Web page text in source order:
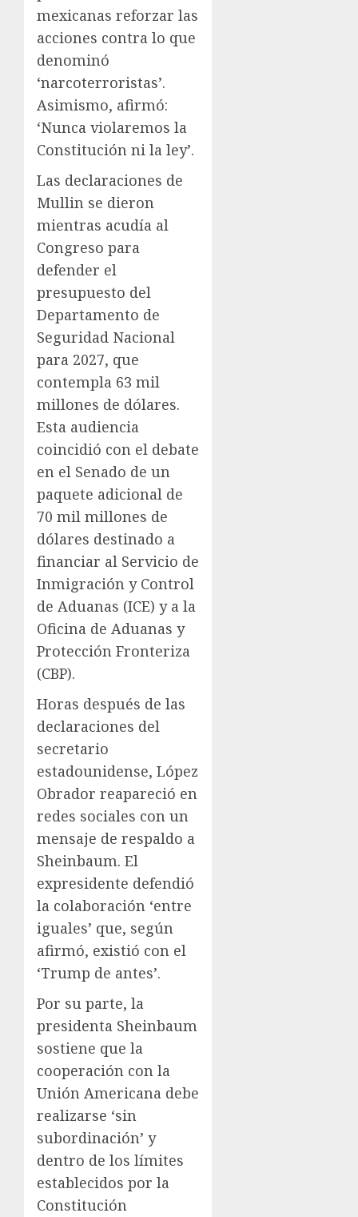
mexicanas reforzar las
acciones contra lo que
denominó
‘narcoterroristas’.
Asimismo, afirmó:
‘Nunca violaremos la
Constitución ni la ley’.
Las declaraciones de
Mullin se dieron
mientras acudía al
Congreso para
defender el
presupuesto del
Departamento de
Seguridad Nacional
para 2027, que
contempla 63 mil
millones de dólares.
Esta audiencia
coincidió con el debate
en el Senado de un
paquete adicional de
70 mil millones de
dólares destinado a
financiar al Servicio de
Inmigración y Control
de Aduanas (ICE) y a la
Oficina de Aduanas y
Protección Fronteriza
(CBP).
Horas después de las
declaraciones del
secretario
estadounidense, López
Obrador reapareció en
redes sociales con un
mensaje de respaldo a
Sheinbaum. El
expresidente defendió
la colaboración ‘entre
iguales’ que, según
afirmó, existió con el
‘Trump de antes’.
Por su parte, la
presidenta Sheinbaum
sostiene que la
cooperación con la
Unión Americana debe
realizarse ‘sin
subordinación’ y
dentro de los límites
establecidos por la
Constitución